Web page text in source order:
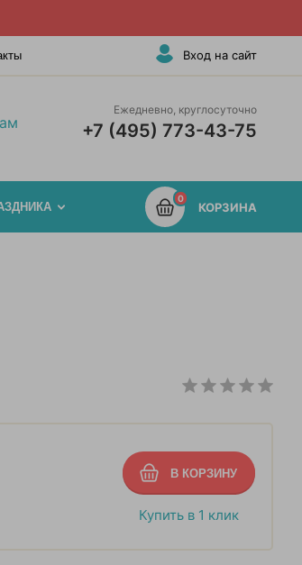
Вход на сайт
Ежедневно, круглосуточно
+7 (495) 773-43-75
0
КОРЗИНА
Купить в 1 клик